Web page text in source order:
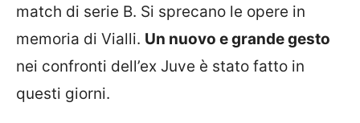
match di serie B. Si sprecano le opere in
memoria di Vialli. Un nuovo e grande gesto
nei confronti dell’ex Juve è stato fatto in
questi giorni.